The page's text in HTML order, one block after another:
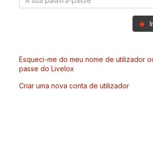
Esqueci-me do meu nome de utilizador
passe do Livelox
Criar uma nova conta de utilizador